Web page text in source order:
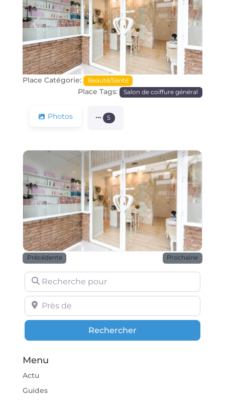
Précédente Prochaine
Place Catégorie: Beauté/Santé
Place Tags: Salon de coiffure général
Photos 5
Précédente Prochaine
Recherche pour
Près de
RechercherRechercher
Menu
Actu
Guides